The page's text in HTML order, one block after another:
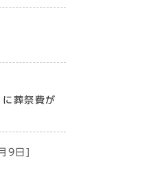
葬祭費が
9日]